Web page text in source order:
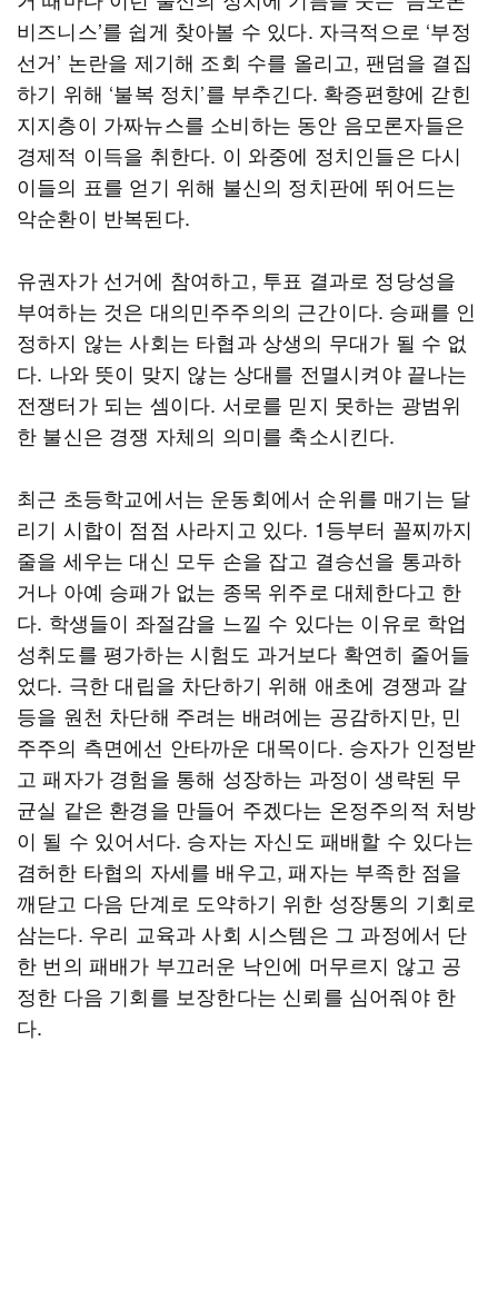
비즈니스’를 쉽게 찾아볼 수 있다. 자극적으로 ‘부정
선거’ 논란을 제기해 조회 수를 올리고, 팬덤을 결집
하기 위해 ‘불복 정치’를 부추긴다. 확증편향에 갇힌
지지층이 가짜뉴스를 소비하는 동안 음모론자들은
경제적 이득을 취한다. 이 와중에 정치인들은 다시
이들의 표를 얻기 위해 불신의 정치판에 뛰어드는
악순환이 반복된다.
유권자가 선거에 참여하고, 투표 결과로 정당성을
부여하는 것은 대의민주주의의 근간이다. 승패를 인
정하지 않는 사회는 타협과 상생의 무대가 될 수 없
다. 나와 뜻이 맞지 않는 상대를 전멸시켜야 끝나는
전쟁터가 되는 셈이다. 서로를 믿지 못하는 광범위
한 불신은 경쟁 자체의 의미를 축소시킨다.
최근 초등학교에서는 운동회에서 순위를 매기는 달
리기 시합이 점점 사라지고 있다. 1등부터 꼴찌까지
줄을 세우는 대신 모두 손을 잡고 결승선을 통과하
거나 아예 승패가 없는 종목 위주로 대체한다고 한
다. 학생들이 좌절감을 느낄 수 있다는 이유로 학업
성취도를 평가하는 시험도 과거보다 확연히 줄어들
었다. 극한 대립을 차단하기 위해 애초에 경쟁과 갈
등을 원천 차단해 주려는 배려에는 공감하지만, 민
주주의 측면에선 안타까운 대목이다. 승자가 인정받
고 패자가 경험을 통해 성장하는 과정이 생략된 무
균실 같은 환경을 만들어 주겠다는 온정주의적 처방
이 될 수 있어서다. 승자는 자신도 패배할 수 있다는
겸허한 타협의 자세를 배우고, 패자는 부족한 점을
깨닫고 다음 단계로 도약하기 위한 성장통의 기회로
삼는다. 우리 교육과 사회 시스템은 그 과정에서 단
한 번의 패배가 부끄러운 낙인에 머무르지 않고 공
정한 다음 기회를 보장한다는 신뢰를 심어줘야 한
다.